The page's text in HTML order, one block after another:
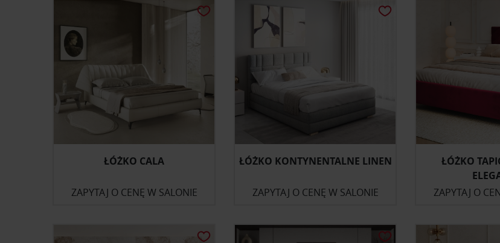
ŁÓŻKO CALA
ZAPYTAJ O CENĘ W SALONIE
ŁÓŻKO KONTYNENTALNE LINEN
ZAPYTAJ O CENĘ W SALONIE
ŁÓŻKO
ZAPYTAJ O